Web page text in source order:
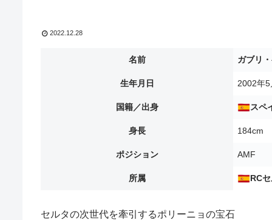
2022.12.28
名前 ガブリ
生年月日 2002年
国籍／出身 スペ
身長 184cm
ポジション AMF
所属 RC
セルタの次世代を牽引するポリーニョの宝石